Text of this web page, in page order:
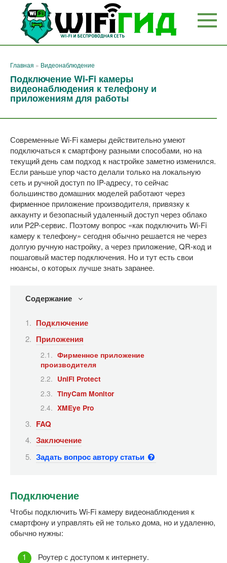
Перейти
контенту
Главная » Видеонаблюдение
Подключение Wi-Fi камеры
видеонаблюдения к телефону и
приложениям для работы
Современные Wi-Fi камеры действительно умеют
подключаться к смартфону разными способами, но на
текущий день сам подход к настройке заметно изменился.
Если раньше упор часто делали только на локальную
сеть и ручной доступ по IP-адресу, то сейчас
большинство домашних моделей работают через
фирменное приложение производителя, привязку к
аккаунту и безопасный удаленный доступ через облако
или P2P-сервис. Поэтому вопрос «как подключить Wi-Fi
камеру к телефону» сегодня обычно решается не через
долгую ручную настройку, а через приложение, QR-код и
пошаговый мастер подключения. Но и тут есть свои
нюансы, о которых лучше знать заранее.
Содержание
Подключение
Приложения
Фирменное приложение
производителя
UniFi Protect
TinyCam Monitor
XMEye Pro
FAQ
Заключение
Задать вопрос автору статьи
Подключение
Чтобы подключить Wi-Fi камеру видеонаблюдения к
смартфону и управлять ей не только дома, но и удаленно,
обычно нужны:
Роутер с доступом к интернету.